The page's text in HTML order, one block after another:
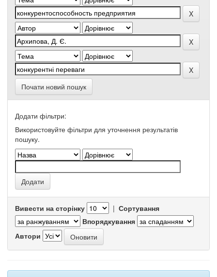
Почати новий пошук
Додати фільтри:
Використовуйте фільтри для уточнення результатів
пошуку.
Вивести на сторінку | Сортування
Впорядкування
Автори